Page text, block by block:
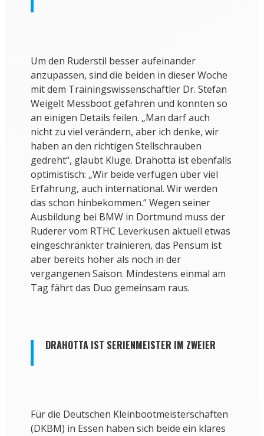
Um den Ruderstil besser aufeinander
anzupassen, sind die beiden in dieser Woche
mit dem Trainingswissenschaftler Dr. Stefan
Weigelt Messboot gefahren und konnten so
an einigen Details feilen. „Man darf auch
nicht zu viel verändern, aber ich denke, wir
haben an den richtigen Stellschrauben
gedreht“, glaubt Kluge. Drahotta ist ebenfalls
optimistisch: „Wir beide verfügen über viel
Erfahrung, auch international. Wir werden
das schon hinbekommen.“ Wegen seiner
Ausbildung bei BMW in Dortmund muss der
Ruderer vom RTHC Leverkusen aktuell etwas
eingeschränkter trainieren, das Pensum ist
aber bereits höher als noch in der
vergangenen Saison. Mindestens einmal am
Tag fährt das Duo gemeinsam raus.
DRAHOTTA IST SERIENMEISTER IM ZWEIER
Für die Deutschen Kleinbootmeisterschaften
(DKBM) in Essen haben sich beide ein klares